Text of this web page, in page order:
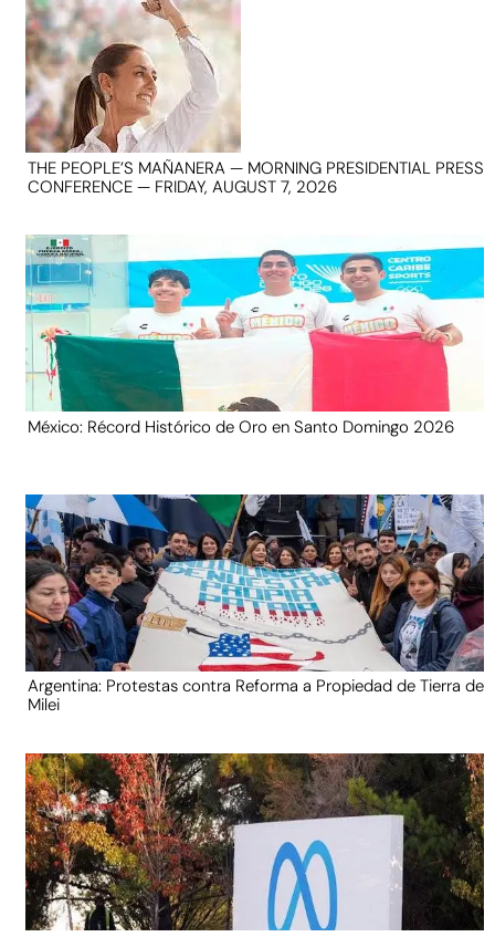
THE PEOPLE’S MAÑANERA — MORNING PRESIDENTIAL PRESS
CONFERENCE — FRIDAY, AUGUST 7, 2026
México: Récord Histórico de Oro en Santo Domingo 2026
Argentina: Protestas contra Reforma a Propiedad de Tierra de
Milei